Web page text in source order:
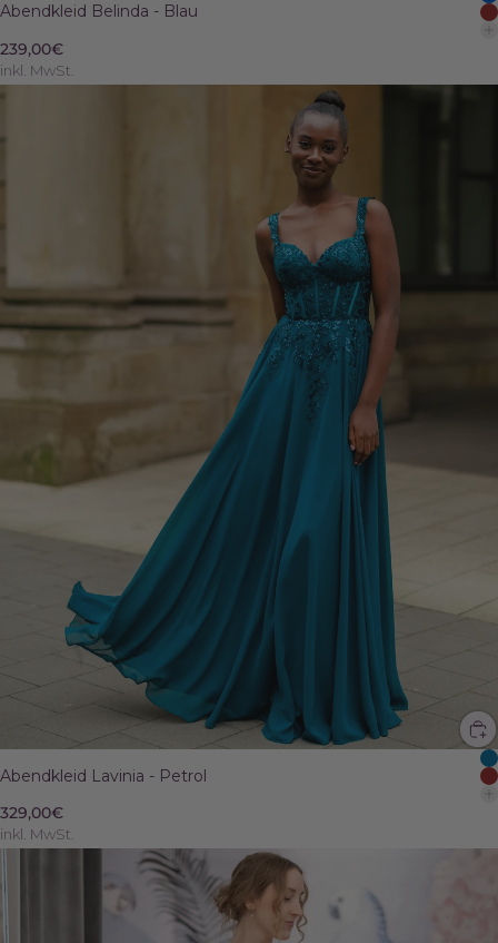
Abendkleid Belinda - Blau
239,00€
inkl. MwSt.
Abendkleid Lavinia - Petrol
329,00€
inkl. MwSt.